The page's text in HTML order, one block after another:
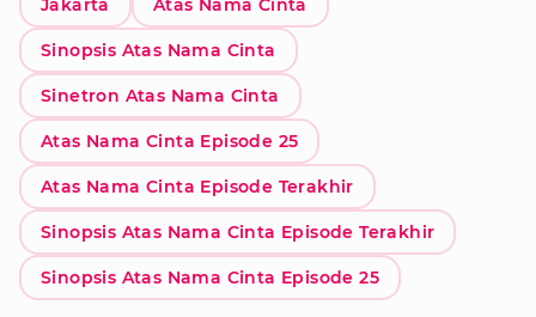
Jakarta Atas Nama Cinta
Sinopsis Atas Nama Cinta
Sinetron Atas Nama Cinta
Atas Nama Cinta Episode 25
Atas Nama Cinta Episode Terakhir
Sinopsis Atas Nama Cinta Episode Terakhir
Sinopsis Atas Nama Cinta Episode 25